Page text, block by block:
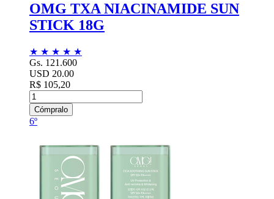
OMG TXA NIACINAMIDE SUN
STICK 18G
★ ★ ★ ★ ★
Gs. 121.600
USD 20.00
R$ 105,20
Cómpralo
6º